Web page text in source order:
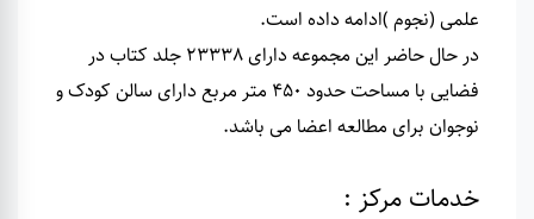
علمی (نجوم )ادامه داده است.
در حال حاضر این مجموعه دارای 23338 جلد کتاب در
فضایی با مساحت حدود 450 متر مربع دارای سالن کودک و
نوجوان برای مطالعه اعضا می باشد.
خدمات مرکز :